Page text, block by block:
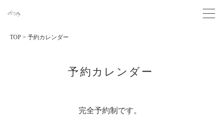
TOP > 予約カレンダー
予約カレンダー
完全予約制です。